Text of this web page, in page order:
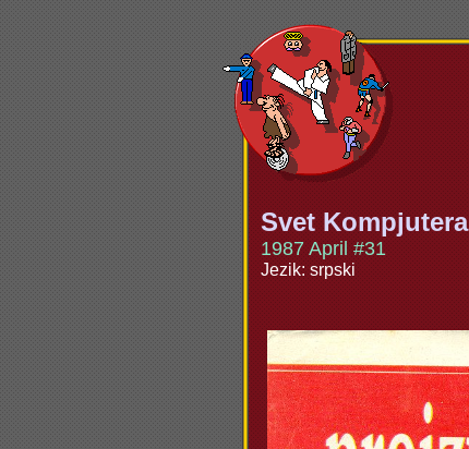
Svet Kompjutera
1987 April #31
Jezik: srpski